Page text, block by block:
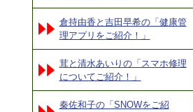
倉持由香と吉田早希の「健康管
理アプリをご紹介！」
茸と清水あいりの「スマホ修理
についてご紹介！」
秦佐和子の「SNOWをご紹